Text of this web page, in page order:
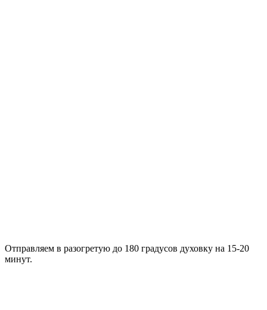
Отправляем в разогретую до 180 градусов духовку на 15-20
минут.